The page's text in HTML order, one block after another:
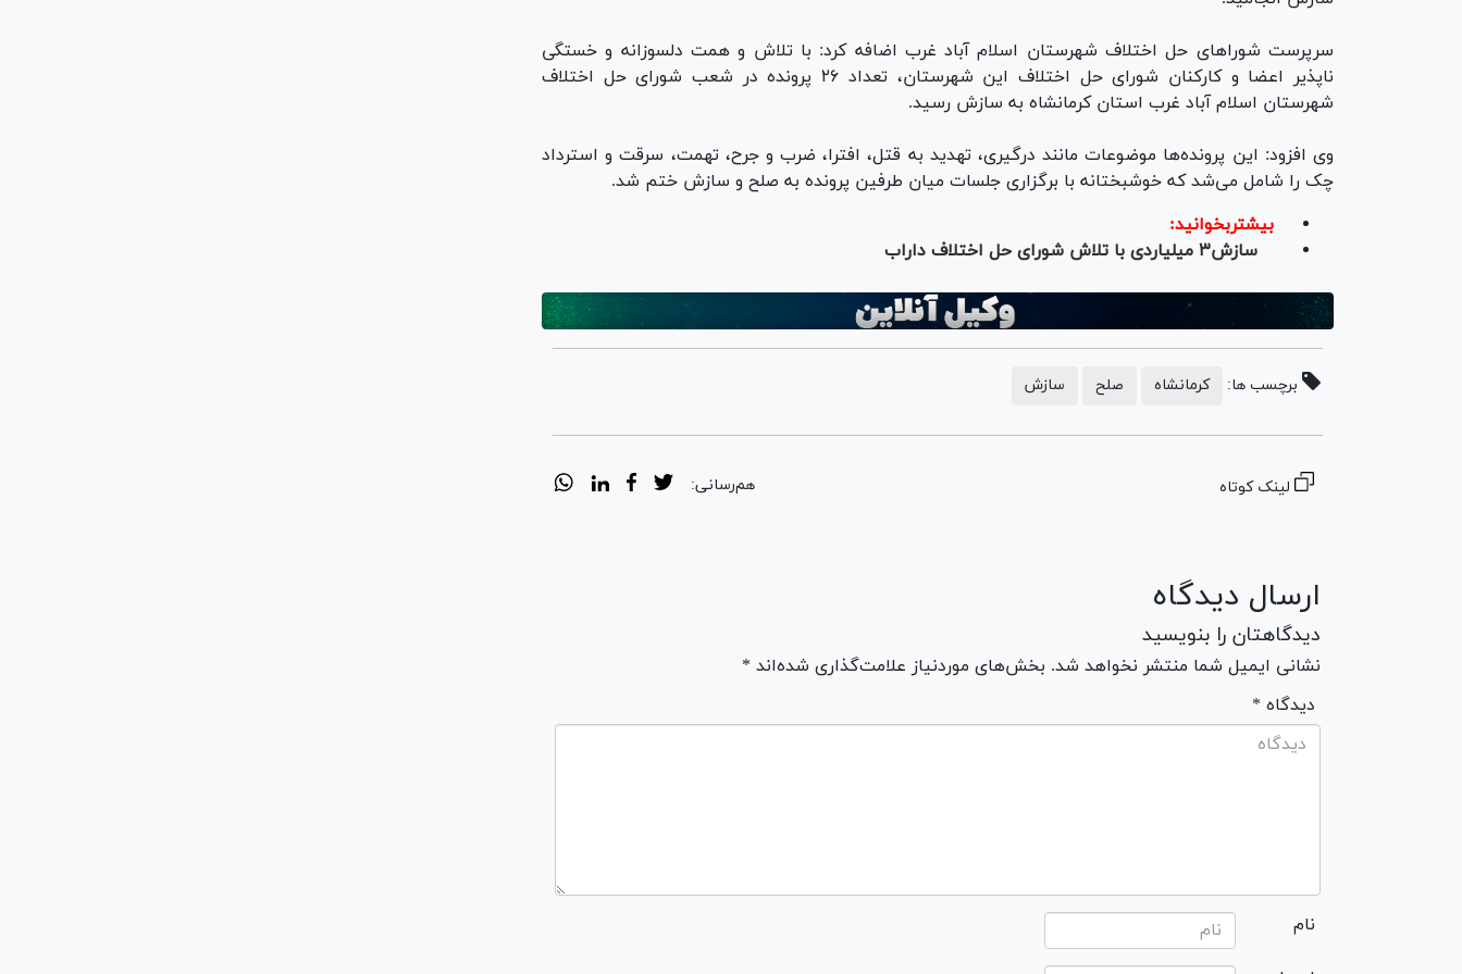
سرپرست شورا‌های حل اختلاف شهرستان اسلام آباد غرب اضافه کرد: با تلاش و همت دلسوزانه و خستگی
ناپذیر اعضا و کارکنان شورای حل اختلاف این شهرستان، تعداد ۲۶ پرونده در شعب شورای حل اختلاف
شهرستان اسلام آباد غرب استان کرمانشاه به سازش رسید.
وی افزود: این پرونده‌ها موضوعات مانند درگیری، تهدید به قتل، افترا، ضرب و جرح، تهمت، سرقت و استرداد
چک را شامل می‌شد که خوشبختانه با برگزاری جلسات میان طرفین پرونده به صلح و سازش ختم شد.
بیشتربخوانید:
سازش۳ میلیاردی با تلاش شورای حل اختلاف داراب
برچسب ها: کرمانشاه صلح سازش
لینک کوتاه هم‌رسانی:
ارسال دیدگاه
دیدگاهتان را بنویسید
نشانی ایمیل شما منتشر نخواهد شد. بخش‌های موردنیاز علامت‌گذاری شده‌اند *
* دیدگاه
نام